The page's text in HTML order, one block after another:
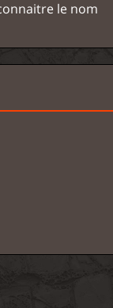
le nom